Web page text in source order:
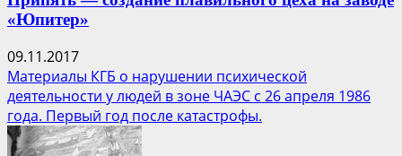
«Юпитер»
09.11.2017
Материалы КГБ о нарушении психической
деятельности у людей в зоне ЧАЭС с 26 апреля 1986
года. Первый год после катастрофы.